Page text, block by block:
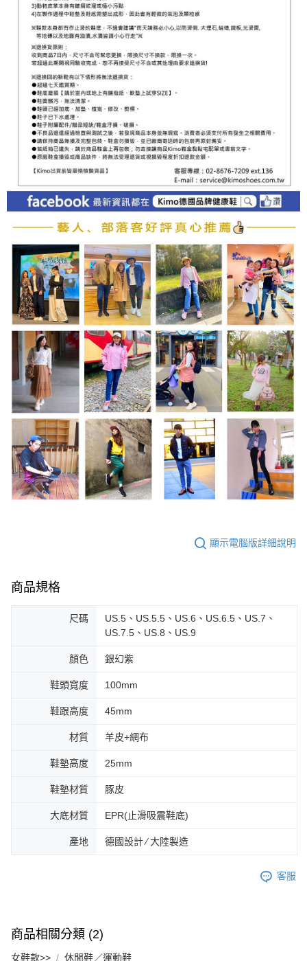
顯示電腦版詳細說明
商品規格
尺碼
US.5、US.5.5、US.6、US.6.5、US.7、
US.7.5、US.8、US.9
顏色 銀幻紫
鞋頭寬度 100mm
鞋跟高度 45mm
材質 羊皮+網布
鞋墊高度 25mm
鞋墊材質 豚皮
大底材質 EPR(止滑吸震鞋底)
產地 德國設計 ∕ 大陸製造
客服
商品相關分類 (2)
女鞋款>> 休閒鞋／運動鞋